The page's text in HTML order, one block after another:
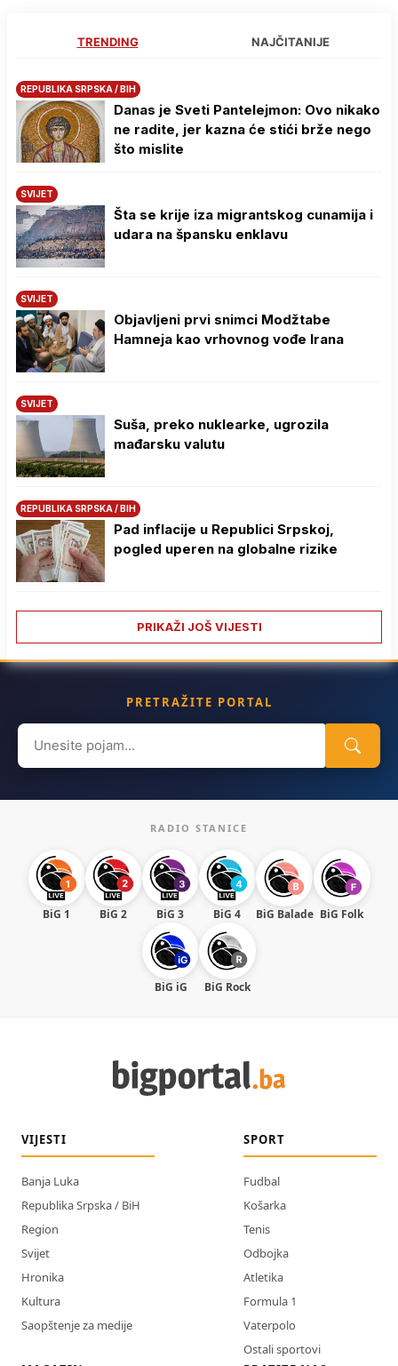
TRENDING NAJČITANIJE
REPUBLIKA SRPSKA / BIH
Danas je Sveti Pantelejmon: Ovo nikako
ne radite, jer kazna će stići brže nego
što mislite
SVIJET
Šta se krije iza migrantskog cunamija i
udara na špansku enklavu
SVIJET
Objavljeni prvi snimci Modžtabe
Hamneja kao vrhovnog vođe Irana
SVIJET
Suša, preko nuklearke, ugrozila
mađarsku valutu
REPUBLIKA SRPSKA / BIH
Pad inflacije u Republici Srpskoj,
pogled uperen na globalne rizike
PRIKAŽI JOŠ VIJESTI
PRETRAŽITE PORTAL
Search
for:
RADIO STANICE
BiG 1 BiG 2 BiG 3 BiG 4 BiG Balade BiG Folk
BiG iG BiG Rock
VIJESTI
Banja Luka
Republika Srpska / BiH
Region
Svijet
Hronika
Kultura
Saopštenje za medije
SPORT
Fudbal
Košarka
Tenis
Odbojka
Atletika
Formula 1
Vaterpolo
Ostali sportovi